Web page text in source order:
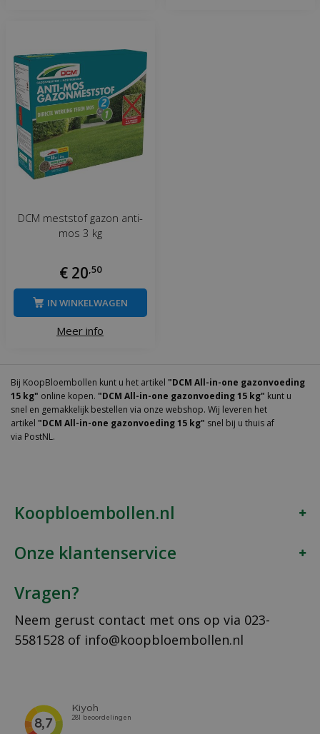
DCM meststof gazon anti-
mos 3 kg
€ 20,50
Meer info
IN WINKELWAGEN
Bij KoopBloembollen kunt u het artikel "DCM All-in-one gazonvoeding
15 kg" online kopen. "DCM All-in-one gazonvoeding 15 kg" kunt u
snel en gemakkelijk bestellen via onze webshop. Wij leveren het
artikel "DCM All-in-one gazonvoeding 15 kg" snel bij u thuis af
via PostNL.
Koopbloembollen.nl
Onze klantenservice
Vragen?
Neem gerust contact met ons op via 023-
5581528 of info@koopbloembollen.nl